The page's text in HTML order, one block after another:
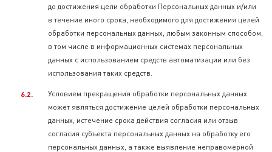
до достижения цели обработки Персональных данных и/или
в течение иного срока, необходимого для достижения целей
обработки персональных данных, любым законным способом,
в том числе в информационных системах персональных
данных с использованием средств автоматизации или без
использования таких средств.
Условием прекращения обработки персональных данных
может являться достижение целей обработки персональных
данных, истечение срока действия согласия или отзыв
согласия субъекта персональных данных на обработку его
персональных данных, а также выявление неправомерной